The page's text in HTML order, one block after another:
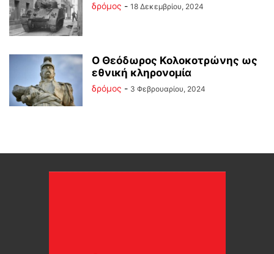
δρόμος - 18 Δεκεμβρίου, 2024
Ο Θεόδωρος Κολοκοτρώνης ως
εθνική κληρονομία
δρόμος - 3 Φεβρουαρίου, 2024